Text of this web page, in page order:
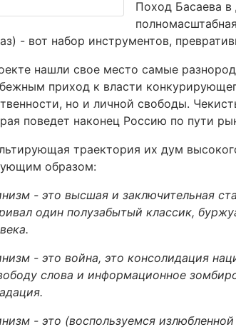
Поход Басаева в
- вот набор инструментов,
нашли свое место самые
приход к власти
но и личной свободы.
поведет наконец Россию по пути
траектория их дум
образом:
- это высшая и заключительная
один полузабытый классик,
- это война, это консолидация
слова и информационное
- это (воспользуемся